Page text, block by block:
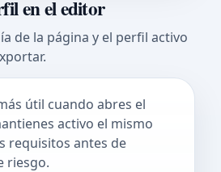
en el editor
de la página y el perfil activo
útil cuando abres el
activo el mismo
requisitos antes de
riesgo.